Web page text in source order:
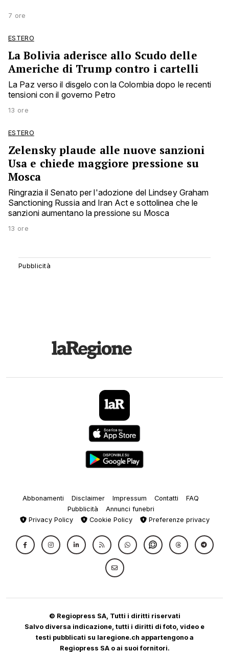
7 ore
ESTERO
La Bolivia aderisce allo Scudo delle
Americhe di Trump contro i cartelli
La Paz verso il disgelo con la Colombia dopo le recenti
tensioni con il governo Petro
13 ore
ESTERO
Zelensky plaude alle nuove sanzioni
Usa e chiede maggiore pressione su
Mosca
Ringrazia il Senato per l'adozione del Lindsey Graham
Sanctioning Russia and Iran Act e sottolinea che le
sanzioni aumentano la pressione su Mosca
13 ore
Abbonamenti Disclaimer Impressum Contatti
FAQ
Pubblicità
Annunci funebri
Privacy Policy
Cookie Policy Preferenze privacy
© Regiopress SA, Tutti i diritti riservati
Salvo diversa indicazione, tutti i diritti di foto, video e
testi pubblicati su laregione.ch appartengono a
Regiopress SA o ai suoi fornitori.